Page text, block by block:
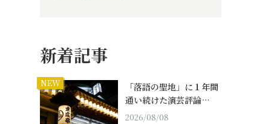
新着記事
NEW
「落語の聖地」に１年間
通い続けた演芸評論…
2026/08/08